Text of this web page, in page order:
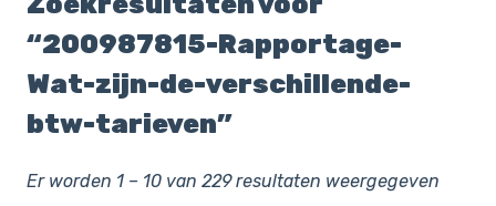
“200987815-Rapportage-
Wat-zijn-de-verschillende-
btw-tarieven”
Er worden 1 – 10 van 229 resultaten weergegeven